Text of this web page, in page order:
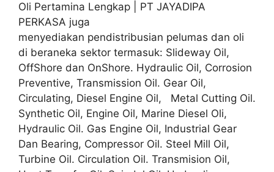
Oli Pertamina Lengkap | PT JAYADIPA
PERKASA juga
menyediakan pendistribusian pelumas dan oli
di beraneka sektor termasuk: Slideway Oil,
OffShore dan OnShore. Hydraulic Oil, Corrosion
Preventive, Transmission Oil. Gear Oil,
Circulating, Diesel Engine Oil, Metal Cutting Oil.
Synthetic Oil, Engine Oil, Marine Diesel Oli,
Hydraulic Oil. Gas Engine Oil, Industrial Gear
Dan Bearing, Compressor Oil. Steel Mill Oil,
Turbine Oil. Circulation Oil. Transmision Oil,